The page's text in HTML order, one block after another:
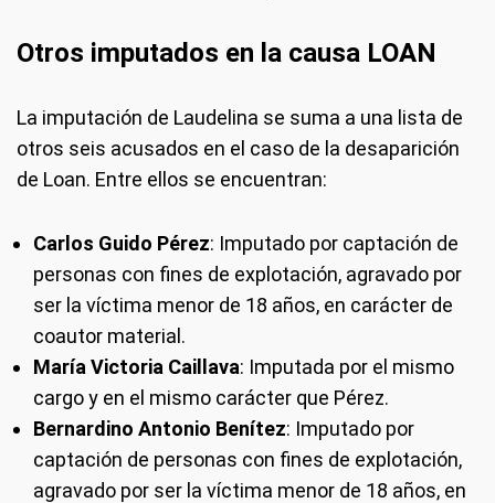
Otros imputados en la causa LOAN
La imputación de Laudelina se suma a una lista de
otros seis acusados en el caso de la desaparición
de Loan. Entre ellos se encuentran:
Carlos Guido Pérez: Imputado por captación de
personas con fines de explotación, agravado por
ser la víctima menor de 18 años, en carácter de
coautor material.
María Victoria Caillava: Imputada por el mismo
cargo y en el mismo carácter que Pérez.
Bernardino Antonio Benítez: Imputado por
captación de personas con fines de explotación,
agravado por ser la víctima menor de 18 años, en